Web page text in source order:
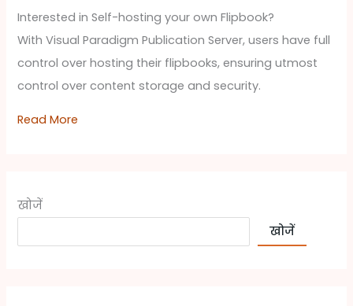
Interested in Self-hosting your own Flipbook?
With Visual Paradigm Publication Server, users have full
control over hosting their flipbooks, ensuring utmost
control over content storage and security.
Read More
खोजें
खोजें